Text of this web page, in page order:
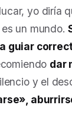
yo diría
un mundo.
guiar
dar
y el